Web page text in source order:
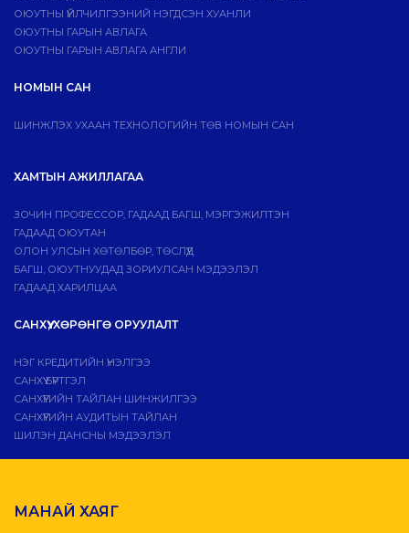
ОЮУТНЫ ҮЙЛЧИЛГЭЭНИЙ НЭГДСЭН ХУАНЛИ
ОЮУТНЫ ГАРЫН АВЛАГА
ОЮУТНЫ ГАРЫН АВЛАГА АНГЛИ
НОМЫН САН
ШИНЖЛЭХ УХААН ТЕХНОЛОГИЙН ТӨВ НОМЫН САН
ХАМТЫН АЖИЛЛАГАА
ЗОЧИН ПРОФЕССОР, ГАДААД БАГШ, МЭРГЭЖИЛТЭН
ГАДААД ОЮУТАН
ОЛОН УЛСЫН ХӨТӨЛБӨР, ТӨСЛҮҮД
БАГШ, ОЮУТНУУДАД ЗОРИУЛСАН МЭДЭЭЛЭЛ
ГАДААД ХАРИЛЦАА
САНХҮҮ, ХӨРӨНГӨ ОРУУЛАЛТ
НЭГ КРЕДИТИЙН ҮНЭЛГЭЭ
САНХҮҮ БҮРТГЭЛ
САНХҮҮГИЙН ТАЙЛАН ШИНЖИЛГЭЭ
САНХҮҮГИЙН АУДИТЫН ТАЙЛАН
ШИЛЭН ДАНСНЫ МЭДЭЭЛЭЛ
МАНАЙ ХАЯГ